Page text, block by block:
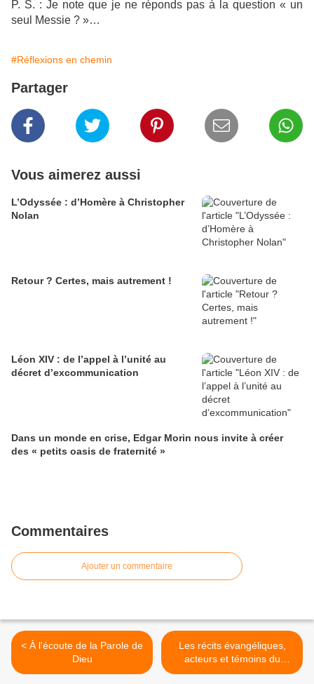
P. S. : Je note que je ne réponds pas à la question « un
seul Messie ? »…
#Réflexions en chemin
Partager
Vous aimerez aussi
L’Odyssée : d’Homère à Christopher
Nolan
Retour ? Certes, mais autrement !
Léon XIV : de l’appel à l’unité au
décret d’excommunication
Dans un monde en crise, Edgar Morin nous invite à créer
des « petits oasis de fraternité »
Commentaires
Ajouter un commentaire
< À l'écoute de la Parole de
Dieu
Les récits évangéliques,
acteurs et témoins du
passage d'une Alliance à